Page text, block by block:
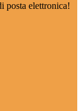
posta elettronica!